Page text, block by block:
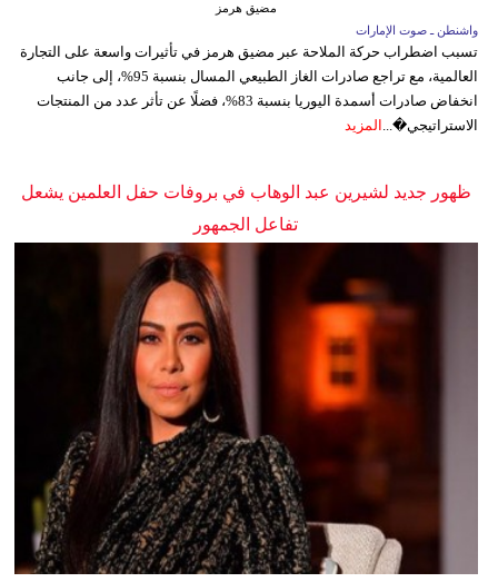
مضيق هرمز
واشنطن ـ صوت الإمارات
تسبب اضطراب حركة الملاحة عبر مضيق هرمز في تأثيرات واسعة على التجارة
العالمية، مع تراجع صادرات الغاز الطبيعي المسال بنسبة 95%، إلى جانب
انخفاض صادرات أسمدة اليوريا بنسبة 83%، فضلًا عن تأثر عدد من المنتجات
الاستراتيجي�... المزيد
ظهور جديد لشيرين عبد الوهاب في بروفات حفل العلمين يشعل
تفاعل الجمهور